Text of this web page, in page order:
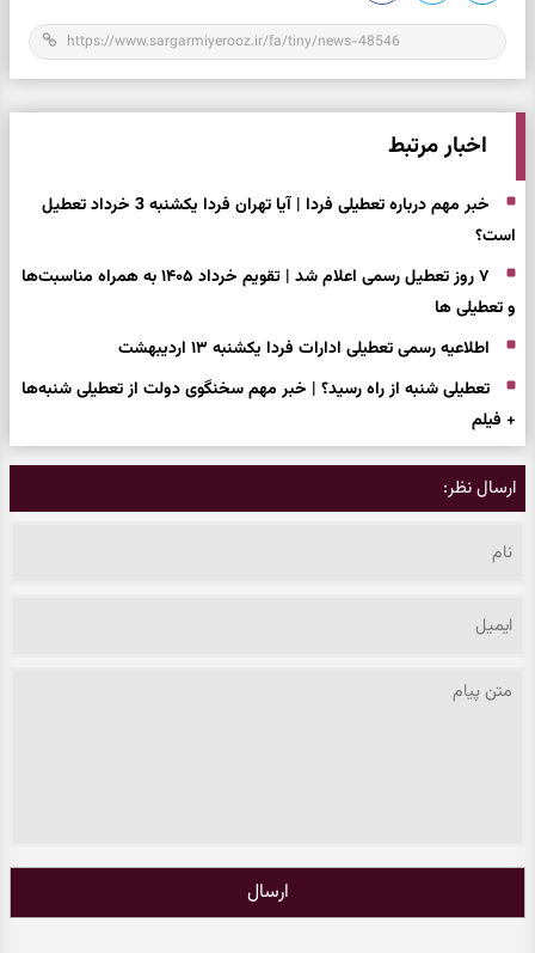
اخبار مرتبط
خبر مهم درباره تعطیلی فردا | آیا تهران فردا یکشنبه 3 خرداد تعطیل
است؟
۷ روز تعطیل رسمی اعلام شد | تقویم خرداد ۱۴۰۵ به همراه مناسبت‌ها
و تعطیلی ها
اطلاعیه رسمی تعطیلی ادارات فردا یکشنبه ۱۳ اردیبهشت
تعطیلی شنبه از راه رسید؟ | خبر مهم سخنگوی دولت از تعطیلی شنبه‌ها
+ فیلم
ارسال نظر:
ارسال